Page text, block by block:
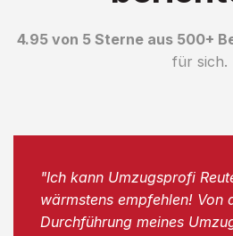
4.95 von 5 Sterne aus 500+
für sich.
"Ich kann Umzugsprofi
wärmstens empfehlen! Von
Durchführung meines